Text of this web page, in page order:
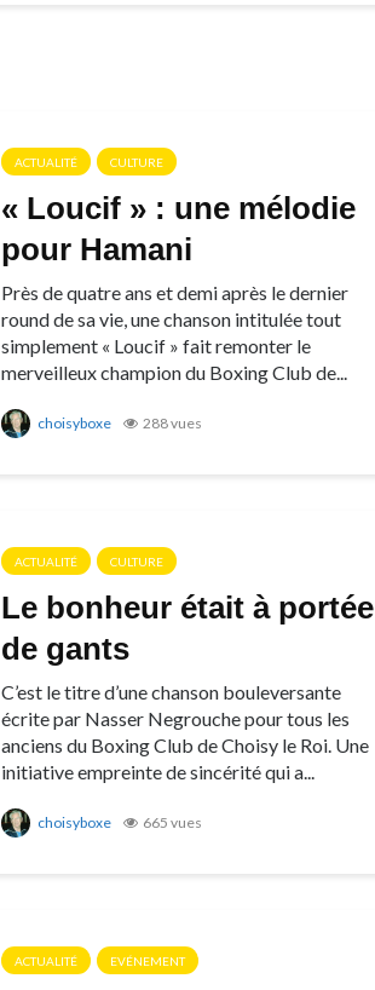
ACTUALITÉ CULTURE
« Loucif » : une mélodie
pour Hamani
Près de quatre ans et demi après le dernier
round de sa vie, une chanson intitulée tout
simplement « Loucif » fait remonter le
merveilleux champion du Boxing Club de...
choisyboxe 288 vues
ACTUALITÉ CULTURE
Le bonheur était à portée
de gants
C’est le titre d’une chanson bouleversante
écrite par Nasser Negrouche pour tous les
anciens du Boxing Club de Choisy le Roi. Une
initiative empreinte de sincérité qui a...
choisyboxe 665 vues
ACTUALITÉ EVÉNEMENT